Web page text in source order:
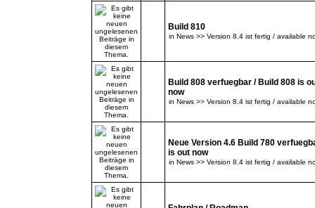
Build 810
in News >> Version 8.4 ist fertig / available
Build 808 verfuegbar / Build 808 is
now
in News >> Version 8.4 ist fertig / available
Neue Version 4.6 Build 780
is out now
in News >> Version 8.4 ist fertig / available